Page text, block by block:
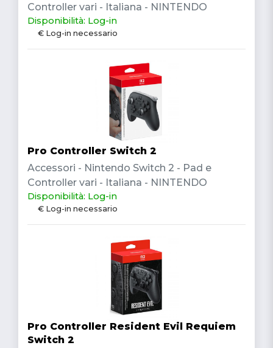
Controller vari - Italiana - NINTENDO
Disponibilità: Log-in
€ Log-in necessario
Pro Controller Switch 2
Accessori - Nintendo Switch 2 - Pad e
Controller vari - Italiana - NINTENDO
Disponibilità: Log-in
€ Log-in necessario
Pro Controller Resident Evil Requiem
Switch 2